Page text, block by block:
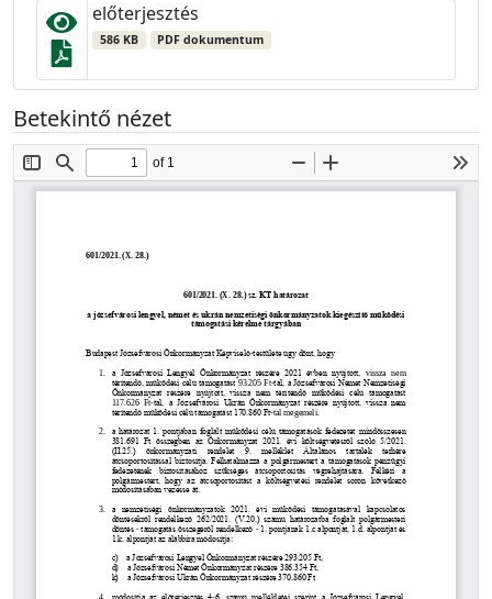
előterjesztés
586 KB PDF dokumentum
Betekintő nézet